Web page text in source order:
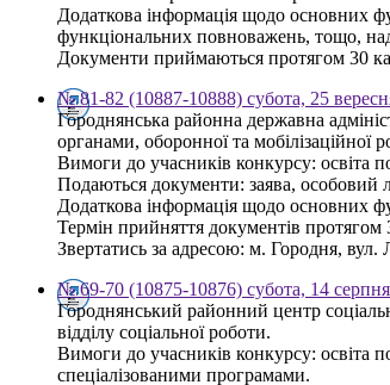
Додаткова інформація щодо основних
функціональних повноважень, тощо,
Документи приймаються протягом 30
№ 81-82 (10887-10888) субота, 25
Городнянська районна державна
органами, оборонної та мобілізаційної
Вимоги до учасників конкурсу: освіта
Подаються документи: заява, особовий
Додаткова інформація щодо основних
Термін прийняття документів
Звертатись за адресою: м. Городня,
№ 69-70 (10875-10876) субота, 14
Городнянський районний центр
відділу соціальної роботи.
Вимоги до учасників конкурсу: освіта
спеціалізованими програмами.